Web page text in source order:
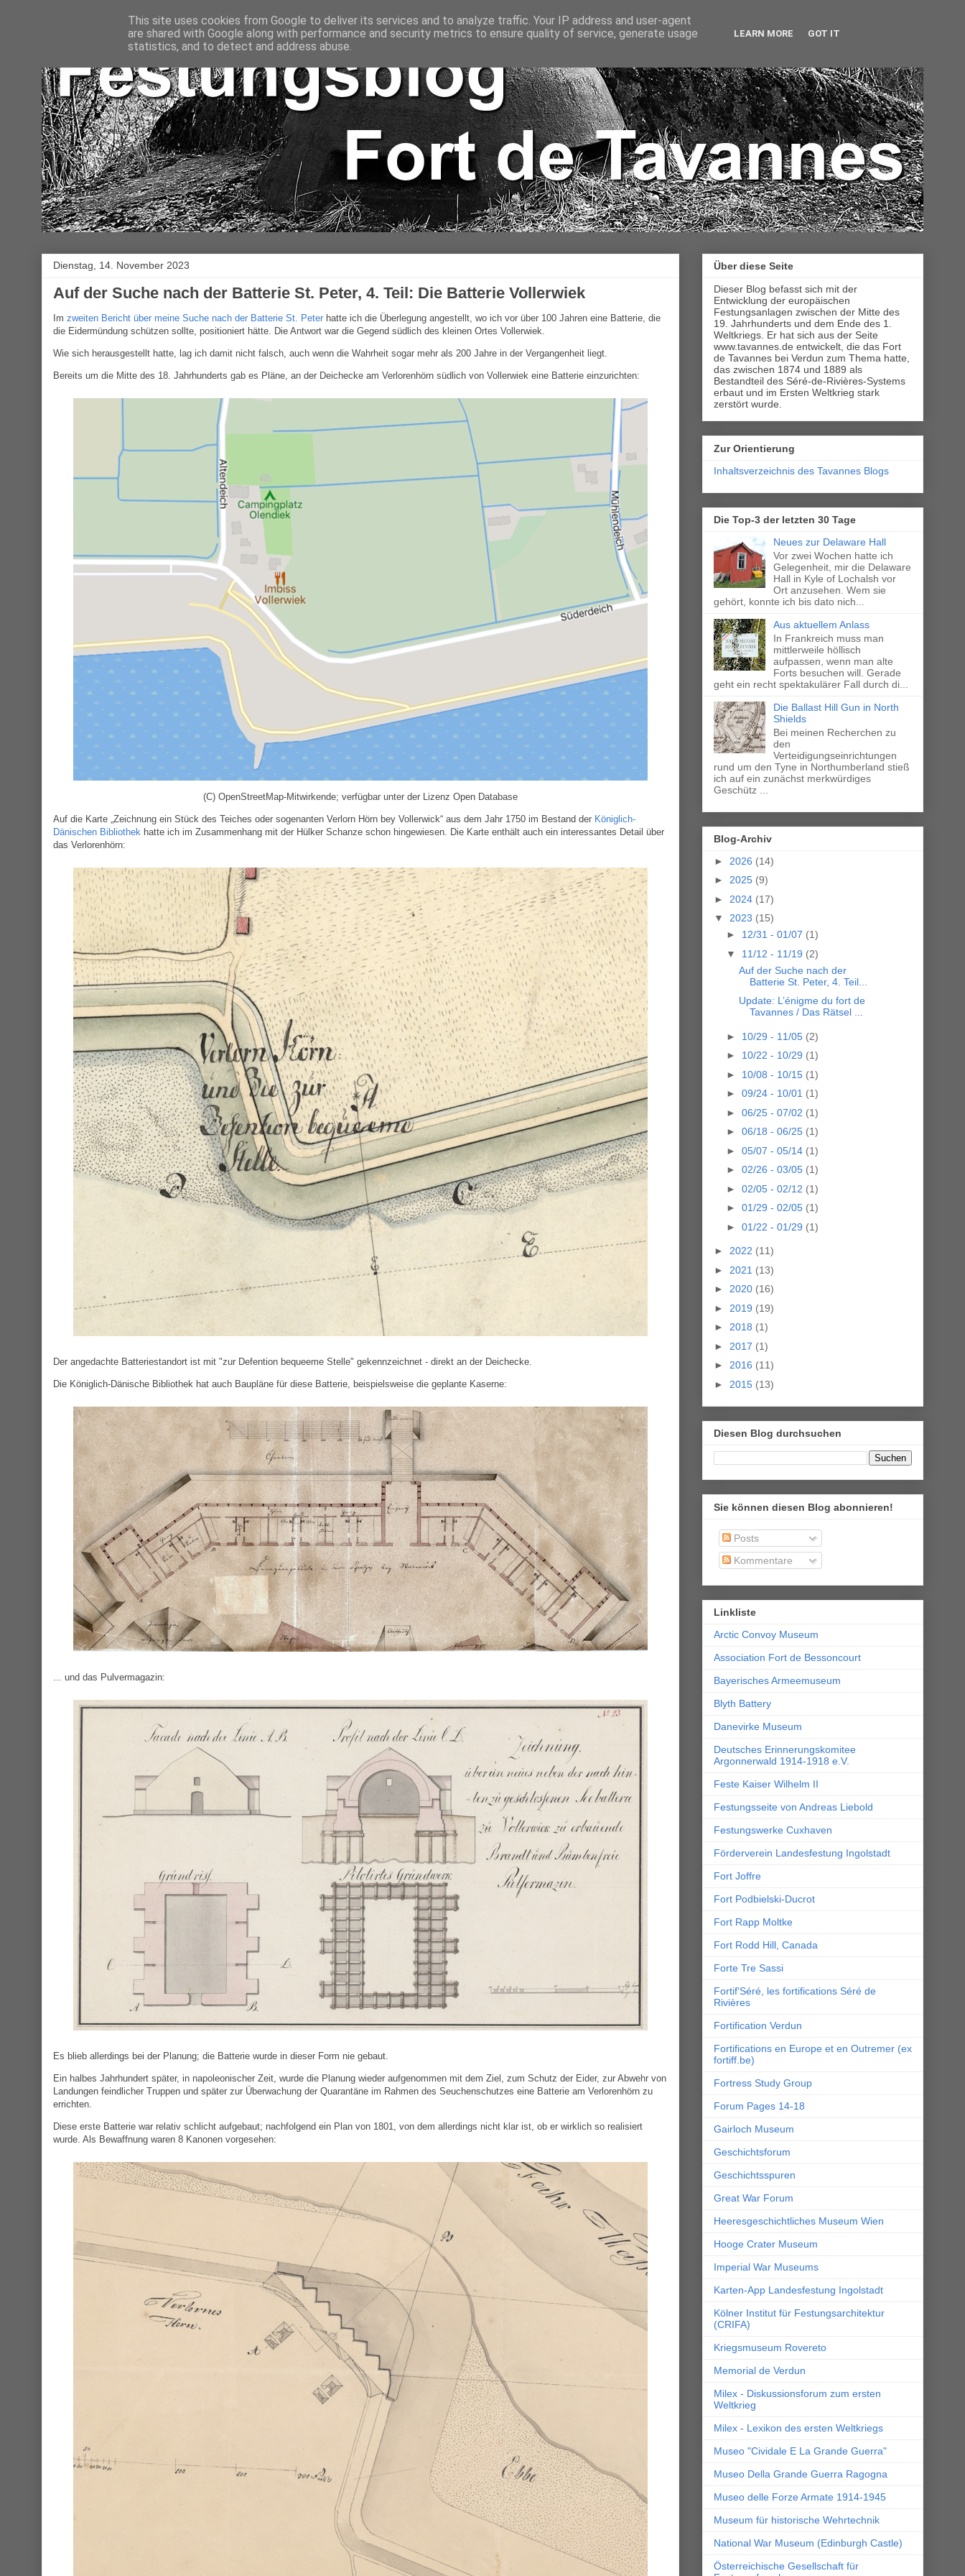
Dienstag, 14. November 2023
Auf der Suche nach der Batterie St. Peter, 4. Teil: Die Batterie Vollerwiek
Im zweiten Bericht über meine Suche nach der Batterie St. Peter hatte ich die Überlegung angestellt, wo ich vor über 100 Jahren eine Batterie, die
die Eidermündung schützen sollte, positioniert hätte. Die Antwort war die Gegend südlich des kleinen Ortes Vollerwiek.
Wie sich herausgestellt hatte, lag ich damit nicht falsch, auch wenn die Wahrheit sogar mehr als 200 Jahre in der Vergangenheit liegt.
Bereits um die Mitte des 18. Jahrhunderts gab es Pläne, an der Deichecke am Verlorenhörn südlich von Vollerwiek eine Batterie einzurichten:
(C) OpenStreetMap-Mitwirkende; verfügbar unter der Lizenz Open Database
Auf die Karte „Zeichnung ein Stück des Teiches oder sogenanten Verlorn Hörn bey Vollerwick“ aus dem Jahr 1750 im Bestand der Königlich-
Dänischen Bibliothek hatte ich im Zusammenhang mit der Hülker Schanze schon hingewiesen. Die Karte enthält auch ein interessantes Detail über
das Verlorenhörn:
Der angedachte Batteriestandort ist mit "zur Defention bequeeme Stelle" gekennzeichnet - direkt an der Deichecke.
Die Königlich-Dänische Bibliothek hat auch Baupläne für diese Batterie, beispielsweise die geplante Kaserne:
... und das Pulvermagazin:
Es blieb allerdings bei der Planung; die Batterie wurde in dieser Form nie gebaut.
Ein halbes Jahrhundert später, in napoleonischer Zeit, wurde die Planung wieder aufgenommen mit dem Ziel, zum Schutz der Eider, zur Abwehr von
Landungen feindlicher Truppen und später zur Überwachung der Quarantäne im Rahmen des Seuchenschutzes eine Batterie am Verlorenhörn zu
errichten.
Diese erste Batterie war relativ schlicht aufgebaut; nachfolgend ein Plan von 1801, von dem allerdings nicht klar ist, ob er wirklich so realisiert
wurde. Als Bewaffnung waren 8 Kanonen vorgesehen:
Über diese Seite
Dieser Blog befasst sich mit der
Entwicklung der europäischen
Festungsanlagen zwischen der Mitte des
19. Jahrhunderts und dem Ende des 1.
Weltkriegs. Er hat sich aus der Seite
www.tavannes.de entwickelt, die das Fort
de Tavannes bei Verdun zum Thema hatte,
das zwischen 1874 und 1889 als
Bestandteil des Séré-de-Rivières-Systems
erbaut und im Ersten Weltkrieg stark
zerstört wurde.
Zur Orientierung
Inhaltsverzeichnis des Tavannes Blogs
Die Top-3 der letzten 30 Tage
Neues zur Delaware Hall
Vor zwei Wochen hatte ich
Gelegenheit, mir die Delaware
Hall in Kyle of Lochalsh vor
Ort anzusehen. Wem sie
gehört, konnte ich bis dato nich...
Aus aktuellem Anlass
In Frankreich muss man
mittlerweile höllisch
aufpassen, wenn man alte
Forts besuchen will. Gerade
geht ein recht spektakulärer Fall durch di...
Die Ballast Hill Gun in North
Shields
Bei meinen Recherchen zu
den
Verteidigungseinrichtungen
rund um den Tyne in Northumberland stieß
ich auf ein zunächst merkwürdiges
Geschütz ...
Blog-Archiv
► 2026 (14)
► 2025 (9)
► 2024 (17)
▼ 2023 (15)
► 12/31 - 01/07 (1)
▼ 11/12 - 11/19 (2)
Auf der Suche nach der
Batterie St. Peter, 4. Teil...
Update: L’énigme du fort de
Tavannes / Das Rätsel ...
► 10/29 - 11/05 (2)
► 10/22 - 10/29 (1)
► 10/08 - 10/15 (1)
► 09/24 - 10/01 (1)
► 06/25 - 07/02 (1)
► 06/18 - 06/25 (1)
► 05/07 - 05/14 (1)
► 02/26 - 03/05 (1)
► 02/05 - 02/12 (1)
► 01/29 - 02/05 (1)
► 01/22 - 01/29 (1)
► 2022 (11)
► 2021 (13)
► 2020 (16)
► 2019 (19)
► 2018 (1)
► 2017 (1)
► 2016 (11)
► 2015 (13)
Diesen Blog durchsuchen
Sie können diesen Blog abonnieren!
Posts
Kommentare
Linkliste
Arctic Convoy Museum
Association Fort de Bessoncourt
Bayerisches Armeemuseum
Blyth Battery
Danevirke Museum
Deutsches Erinnerungskomitee
Argonnerwald 1914-1918 e.V.
Feste Kaiser Wilhelm II
Festungsseite von Andreas Liebold
Festungswerke Cuxhaven
Förderverein Landesfestung Ingolstadt
Fort Joffre
Fort Podbielski-Ducrot
Fort Rapp Moltke
Fort Rodd Hill, Canada
Forte Tre Sassi
Fortif'Séré, les fortifications Séré de
Rivières
Fortification Verdun
Fortifications en Europe et en Outremer (ex
fortiff.be)
Fortress Study Group
Forum Pages 14-18
Gairloch Museum
Geschichtsforum
Geschichtsspuren
Great War Forum
Heeresgeschichtliches Museum Wien
Hooge Crater Museum
Imperial War Museums
Karten-App Landesfestung Ingolstadt
Kölner Institut für Festungsarchitektur
(CRIFA)
Kriegsmuseum Rovereto
Memorial de Verdun
Milex - Diskussionsforum zum ersten
Weltkrieg
Milex - Lexikon des ersten Weltkriegs
Museo "Cividale E La Grande Guerra"
Museo Della Grande Guerra Ragogna
Museo delle Forze Armate 1914-1945
Museum für historische Wehrtechnik
National War Museum (Edinburgh Castle)
Österreichische Gesellschaft für
This site uses cookies from Google to deliver its services and to analyze traffic. Your IP address and user-agent
are shared with Google along with performance and security metrics to ensure quality of service, generate usage
statistics, and to detect and address abuse.
LEARN MORE GOT IT